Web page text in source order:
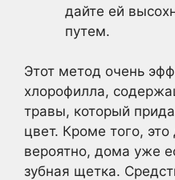
дайте ей
путем.
Этот метод очень
хлорофилла,
травы, который
цвет. Кроме того,
вероятно, дома уже
зубная щетка.